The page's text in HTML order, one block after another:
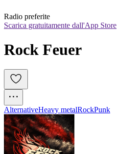
Radio preferite
Scarica gratuitamente dall'App Store
Rock Feuer
AlternativeHeavy metalRockPunk